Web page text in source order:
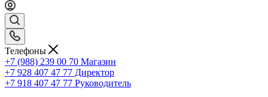
Телефоны
+7 (988) 239 00 70 Магазин
+7 928 407 47 77 Директор
+7 918 407 47 77 Руководитель